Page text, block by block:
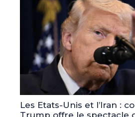
Les Etats-Unis et l’Iran :
Trump offre le spectacle